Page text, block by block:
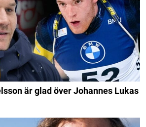
är glad över Johannes Lukas